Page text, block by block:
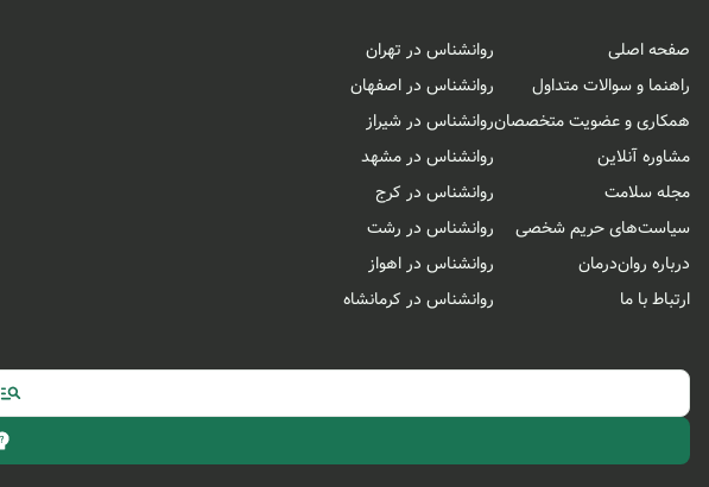
صفحه اصلی
راهنما و سوالات متداول
همکاری و عضویت متخصصان
مشاوره آنلاین
مجله سلامت
سیاست‌های حریم شخصی
درباره روان‌درمان
ارتباط با ما
روانشناس در تهران
روانشناس در اصفهان
روانشناس در شیراز
روانشناس در مشهد
روانشناس در کرج
روانشناس در رشت
روانشناس در اهواز
روانشناس در کرمانشاه